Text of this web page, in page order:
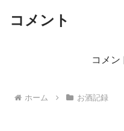
コメント
コメン
ホーム お酒記録